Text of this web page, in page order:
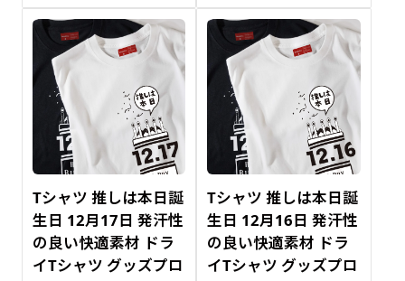
Tシャツ 推しは本日誕
生日 12月17日 発汗性
の良い快適素材 ドラ
イTシャツ グッズプロ
Tシャツ 推しは本日誕
生日 12月16日 発汗性
の良い快適素材 ドラ
イTシャツ グッズプロ